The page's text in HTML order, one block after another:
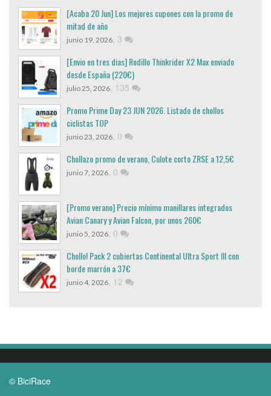
[Acaba 20 Jun] Los mejores cupones con la promo de
mitad de año
junio 19, 2026, 3
[Envio en tres dias] Rodillo Thinkrider X2 Max enviado
desde España (220€)
julio 25, 2026, 135
Promo Prime Day 23 JUN 2026. Listado de chollos
ciclistas TOP
junio 23, 2026, 0
Chollazo promo de verano, Culote corto ZRSE a 12,5€
junio 7, 2026, 0
[Promo verano] Precio mínimo manillares integrados
Avian Canary y Avian Falcon, por unos 260€
junio 5, 2026, 0
Chollo! Pack 2 cubiertas Continental Ultra Sport III con
borde marrón a 37€
junio 4, 2026, 12
© BiciRace